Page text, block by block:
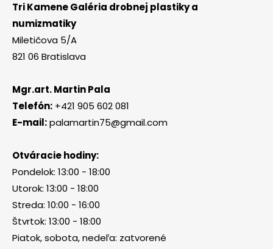
Tri Kamene Galéria drobnej plastiky a
numizmatiky
Miletičova 5/A
821 06 Bratislava
Mgr.art. Martin Pala
Telefón: +421 905 602 081
E-mail:palamartin75@gmail.com
Otváracie hodiny:
Pondelok: 13:00 - 18:00
Utorok: 13:00 - 18:00
Streda: 10:00 - 16:00
Štvrtok: 13:00 - 18:00
Piatok, sobota, nedeľa: zatvorené